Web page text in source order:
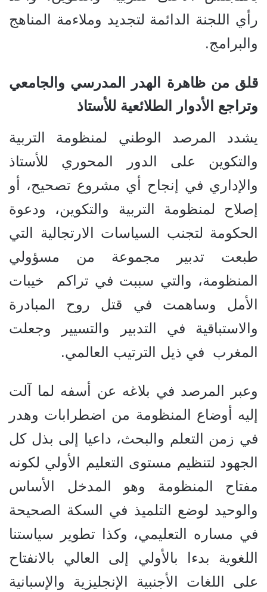
رأي اللجنة الدائمة لتجديد وملاءمة المناهج
والبرامج.
قلق من ظاهرة الهدر المدرسي والجامعي
وتراجع الأدوار الطلائعية للأستاذ
يشدد المرصد الوطني لمنظومة التربية
والتكوين على الدور المحوري للأستاذ
والإداري في إنجاح أي مشروع تصحيح، أو
إصلاح لمنظومة التربية والتكوين، ودعوة
الحكومة لتجنب السياسات الارتجالية التي
طبعت تدبير مجموعة من مسؤولي
المنظومة، والتي سببت في تراكم خيبات
الأمل وساهمت في قتل روح المبادرة
والاستباقية في التدبير والتسيير وجعلت
المغرب في ذيل الترتيب العالمي.
وعبر المرصد في بلاغه عن أسفه لما آلت
إليه أوضاع المنظومة من اضطرابات وهدر
في زمن التعلم والبحث، داعيا إلى بذل كل
الجهود لتنظيم مستوى التعليم الأولي لكونه
مفتاح المنظومة وهو المدخل الأساس
والوحيد لوضع التلميذ في السكة الصحيحة
في مساره التعليمي، وكذا تطوير سياستنا
اللغوية بدءا بالأولي إلى العالي بالانفتاح
على اللغات الأجنبية الإنجليزية والإسبانية